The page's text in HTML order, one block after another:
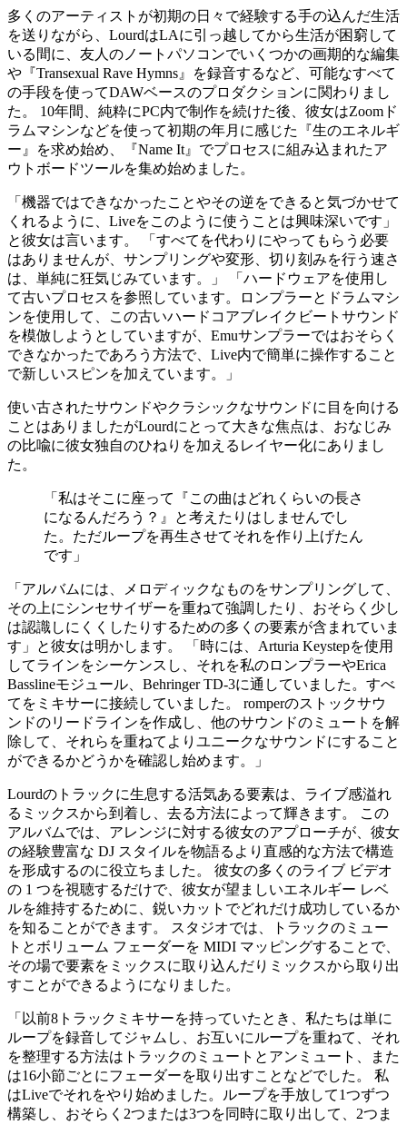
多くのアーティストが初期の日々で経験する手の込んだ生活
を送りながら、LourdはLAに引っ越してから生活が困窮して
いる間に、友人のノートパソコンでいくつかの画期的な編集
や『Transexual Rave Hymns』を録音するなど、可能なすべて
の手段を使ってDAWベースのプロダクションに関わりまし
た。 10年間、純粋にPC内で制作を続けた後、彼女はZoomド
ラムマシンなどを使って初期の年月に感じた『生のエネルギ
ー』を求め始め、『Name It』でプロセスに組み込まれたア
ウトボードツールを集め始めました。
「機器ではできなかったことやその逆をできると気づかせて
くれるように、Liveをこのように使うことは興味深いです」
と彼女は言います。 「すべてを代わりにやってもらう必要
はありませんが、サンプリングや変形、切り刻みを行う速さ
は、単純に狂気じみています。」 「ハードウェアを使用し
て古いプロセスを参照しています。ロンプラーとドラムマシ
ンを使用して、この古いハードコアブレイクビートサウンド
を模倣しようとしていますが、Emuサンプラーではおそらく
できなかったであろう方法で、Live内で簡単に操作すること
で新しいスピンを加えています。」
使い古されたサウンドやクラシックなサウンドに目を向ける
ことはありましたがLourdにとって大きな焦点は、おなじみ
の比喩に彼女独自のひねりを加えるレイヤー化にありまし
た。
「私はそこに座って『この曲はどれくらいの長さ
になるんだろう？』と考えたりはしませんでし
た。ただループを再生させてそれを作り上げたん
です」
「アルバムには、メロディックなものをサンプリングして、
その上にシンセサイザーを重ねて強調したり、おそらく少し
は認識しにくくしたりするための多くの要素が含まれていま
す」と彼女は明かします。 「時には、Arturia Keystepを使用
してラインをシーケンスし、それを私のロンプラーやErica
Basslineモジュール、Behringer TD-3に通していました。すべ
てをミキサーに接続していました。 romperのストックサウ
ンドのリードラインを作成し、他のサウンドのミュートを解
除して、それらを重ねてよりユニークなサウンドにすること
ができるかどうかを確認し始めます。」
Lourdのトラックに生息する活気ある要素は、ライブ感溢れ
るミックスから到着し、去る方法によって輝きます。 この
アルバムでは、アレンジに対する彼女のアプローチが、彼女
の経験豊富な DJ スタイルを物語るより直感的な方法で構造
を形成するのに役立ちました。 彼女の多くのライブ ビデオ
の 1 つを視聴するだけで、彼女が望ましいエネルギー レベ
ルを維持するために、鋭いカットでどれだけ成功しているか
を知ることができます。 スタジオでは、トラックのミュー
トとボリューム フェーダーを MIDI マッピングすることで、
その場で要素をミックスに取り込んだりミックスから取り出
すことができるようになりました。
「以前8トラックミキサーを持っていたとき、私たちは単に
ループを録音してジャムし、お互いにループを重ねて、それ
を整理する方法はトラックのミュートとアンミュート、また
は16小節ごとにフェーダーを取り出すことなどでした。 私
はLiveでそれをやり始めました。ループを手放して1つずつ
構築し、おそらく2つまたは3つを同時に取り出して、2つま